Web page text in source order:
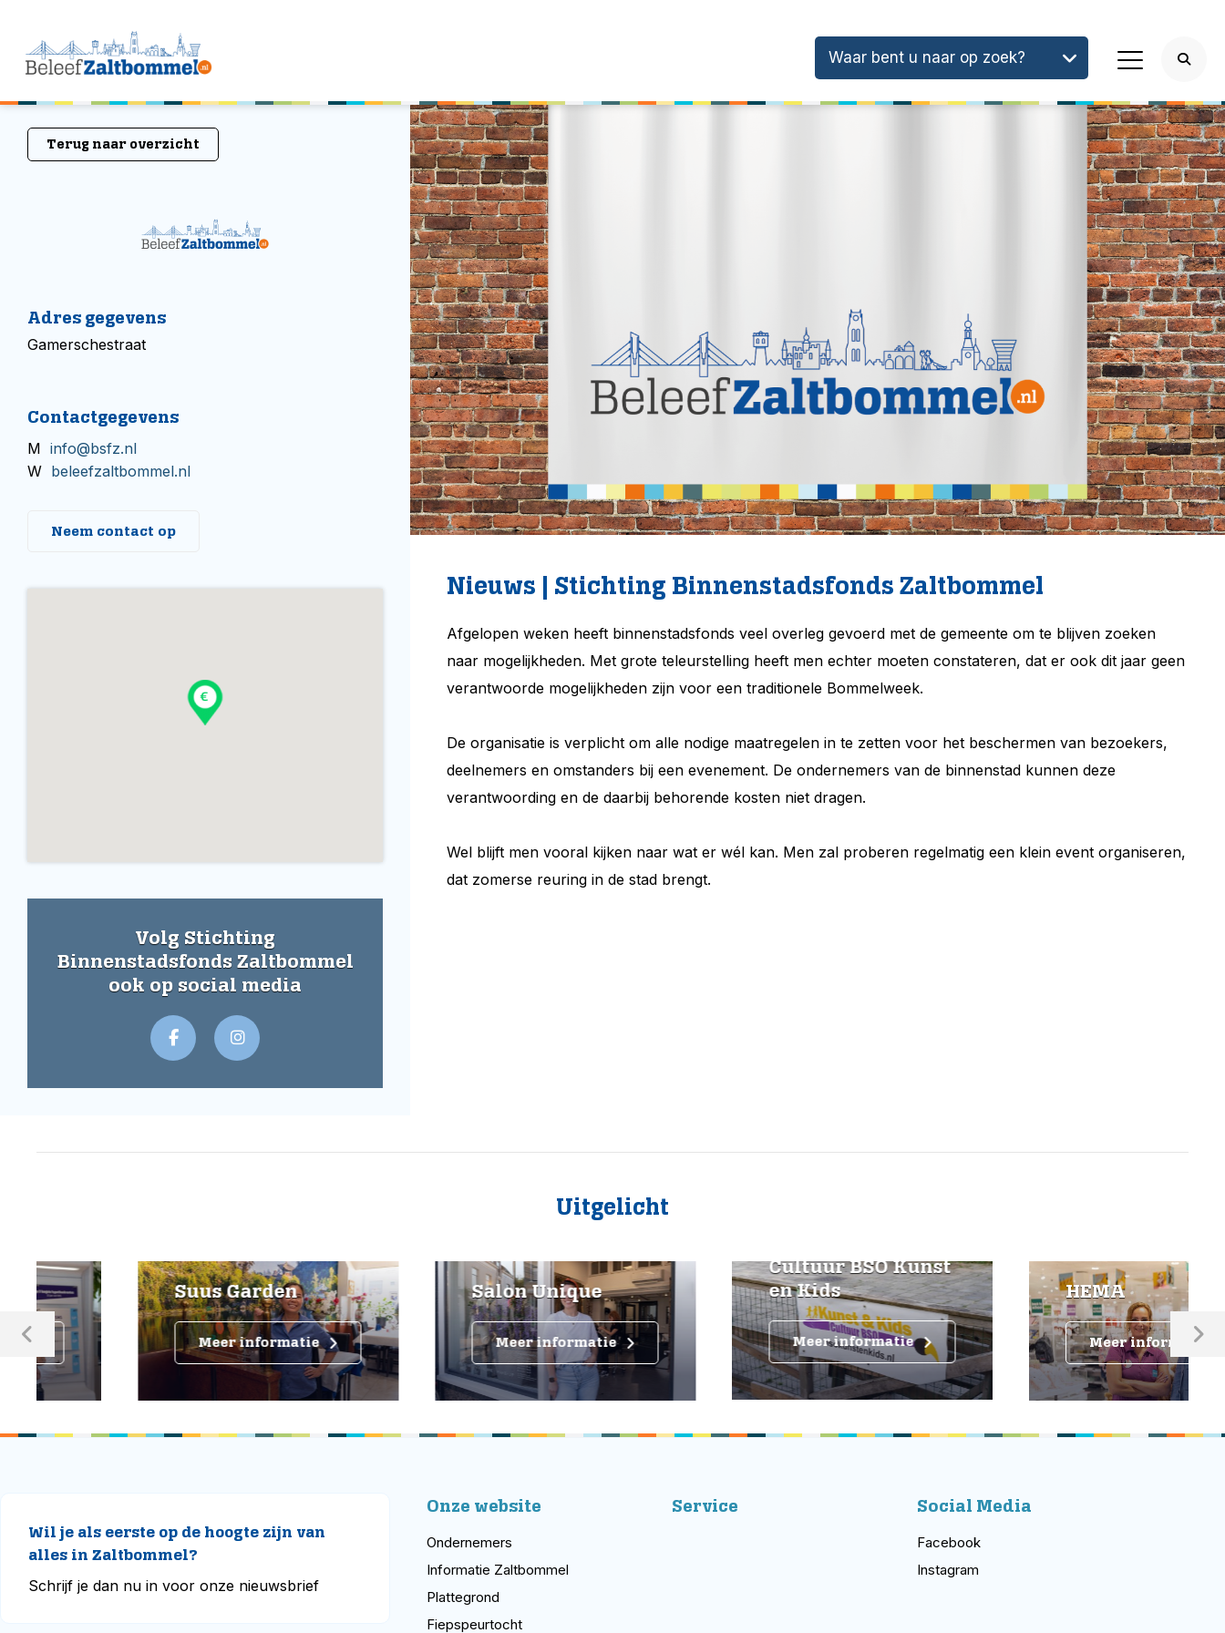
Waar bent u naar op zoek?
Terug naar overzicht
Adres gegevens
Gamerschestraat
Contactgegevens
M info@bsfz.nl
W beleefzaltbommel.nl
Neem contact op
Volg Stichting
Binnenstadsfonds Zaltbommel
ook op social media
Nieuws | Stichting Binnenstadsfonds Zaltbommel
Afgelopen weken heeft binnenstadsfonds veel overleg gevoerd met de gemeente om te blijven zoeken
naar mogelijkheden. Met grote teleurstelling heeft men echter moeten constateren, dat er ook dit jaar geen
verantwoorde mogelijkheden zijn voor een traditionele Bommelweek.
De organisatie is verplicht om alle nodige maatregelen in te zetten voor het beschermen van bezoekers,
deelnemers en omstanders bij een evenement. De ondernemers van de binnenstad kunnen deze
verantwoording en de daarbij behorende kosten niet dragen.
Wel blijft men vooral kijken naar wat er wél kan. Men zal proberen regelmatig een klein event organiseren,
dat zomerse reuring in de stad brengt.
Uitgelicht
Suus Garden
Meer informatie
Salon Unique
Meer informatie
Cultuur BSO Kunst
en Kids
Meer informatie
HEMA
Meer informatie
Wil je als eerste op de hoogte zijn van
alles in Zaltbommel?
Schrijf je dan nu in voor onze nieuwsbrief
Onze website
Ondernemers
Informatie Zaltbommel
Plattegrond
Fiepspeurtocht
Service Social Media
Facebook
Instagram